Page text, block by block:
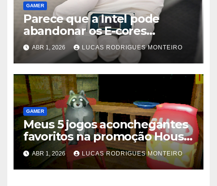
GAMER
Parece que a Intel pode
abandonar os E-cores
regulares para seus próximos
chips Core 300 para laptop
ABR 1, 2026 LUCAS RODRIGUES MONTEIRO
GAMER
Meus 5 jogos aconchegantes
favoritos na promoção House
and Home do Steam
ABR 1, 2026 LUCAS RODRIGUES MONTEIRO